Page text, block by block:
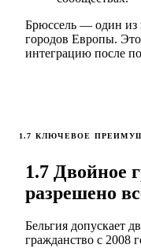
Брюссель — один
городов Европы. Это
интеграцию после
1.7 КЛЮЧЕВОЕ
1.7 Двойное
разрешено
Бельгия допускает
гражданство с 2008